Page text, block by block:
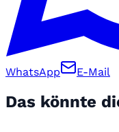
WhatsApp E-Mail
Das könnte